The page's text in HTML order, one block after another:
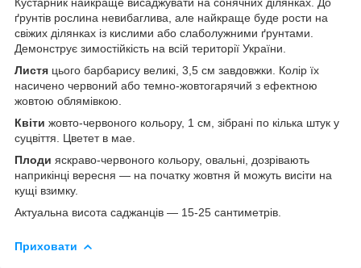
ґрунтів рослина невибаглива, але найкраще буде рости на
свіжих ділянках із кислими або слаболужними ґрунтами.
Демонструє зимостійкість на всій території України.
Листя цього барбарису великі, 3,5 см завдовжки. Колір їх
насичено червоний або темно-жовтогарячий з ефектною
жовтою облямівкою.
Квіти жовто-червоного кольору, 1 см, зібрані по кілька штук у
суцвіття. Цветет в мае.
Плоди яскраво-червоного кольору, овальні, дозрівають
наприкінці вересня — на початку жовтня й можуть висіти на
кущі взимку.
Актуальна висота саджанців — 15-25 сантиметрів.
Приховати